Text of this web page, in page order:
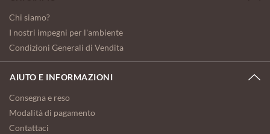
Chi siamo?
I nostri impegni per l'ambiente
Condizioni Generali di Vendita
AIUTO E INFORMAZIONI
Consegna e reso
Modalità di pagamento
Contattaci